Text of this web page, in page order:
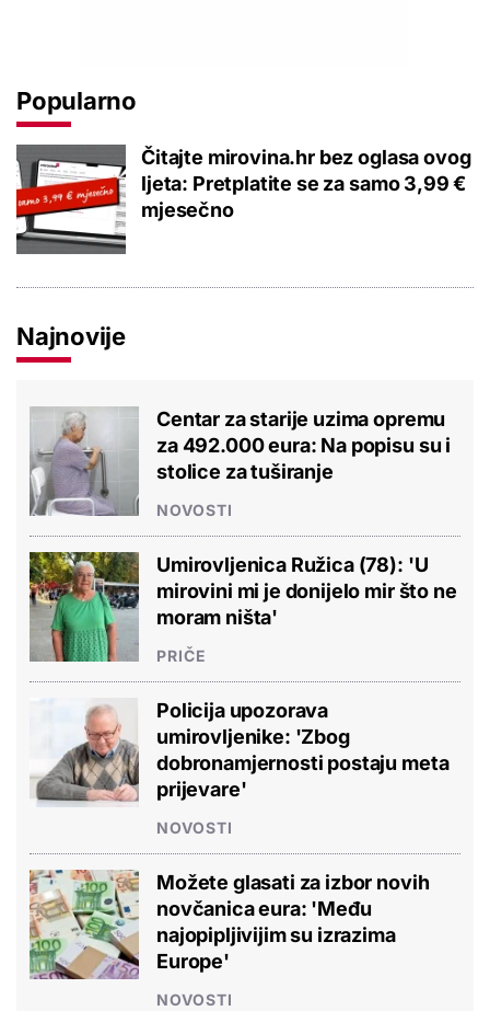
Popularno
Čitajte mirovina.hr bez oglasa ovog
ljeta: Pretplatite se za samo 3,99 €
mjesečno
Najnovije
Centar za starije uzima opremu
za 492.000 eura: Na popisu su i
stolice za tuširanje
NOVOSTI
Umirovljenica Ružica (78): 'U
mirovini mi je donijelo mir što ne
moram ništa'
PRIČE
Policija upozorava
umirovljenike: 'Zbog
dobronamjernosti postaju meta
prijevare'
NOVOSTI
Možete glasati za izbor novih
novčanica eura: 'Među
najopipljivijim su izrazima
Europe'
NOVOSTI